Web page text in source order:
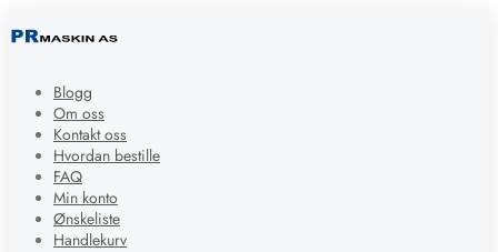
Blogg
Om oss
Kontakt oss
Hvordan bestille
FAQ
Min konto
Ønskeliste
Handlekurv